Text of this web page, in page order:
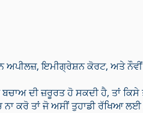
ਅਪੀਲਜ਼, ਇਮੀਗ੍ਰੇਸ਼ਨ ਕੋਰਟ, ਅਤੇ
ਦੀ ਜ਼ਰੂਰਤ ਹੋ ਸਕਦੀ ਹੈ, ਤਾਂ
ਕਰੋ ਤਾਂ ਜੋ ਅਸੀਂ ਤੁਹਾਡੀ ਰੱਖਿਆ